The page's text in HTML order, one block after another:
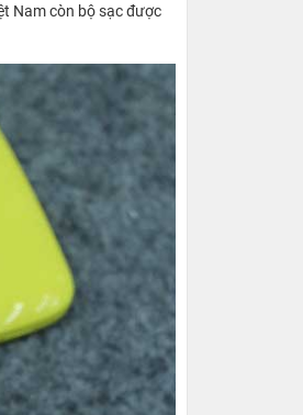
Nam còn bộ sạc được